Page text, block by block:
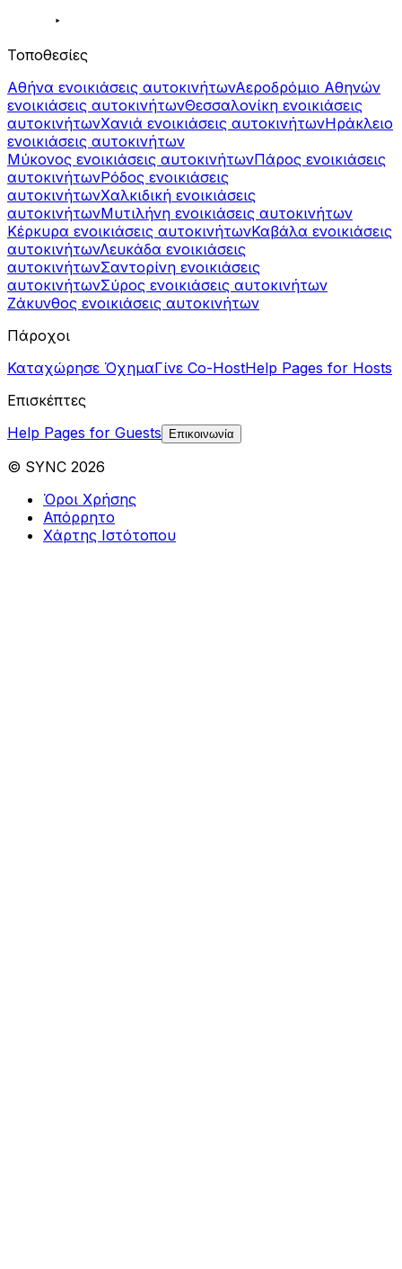
Τοποθεσίες
Αθήνα ενοικιάσεις αυτοκινήτωνΑεροδρόμιο Αθηνών
ενοικιάσεις αυτοκινήτωνΘεσσαλονίκη ενοικιάσεις
αυτοκινήτωνΧανιά ενοικιάσεις αυτοκινήτωνΗράκλειο
ενοικιάσεις αυτοκινήτων
Μύκονος ενοικιάσεις αυτοκινήτωνΠάρος ενοικιάσεις
αυτοκινήτωνΡόδος ενοικιάσεις
αυτοκινήτωνΧαλκιδική ενοικιάσεις
αυτοκινήτωνΜυτιλήνη ενοικιάσεις αυτοκινήτων
Κέρκυρα ενοικιάσεις αυτοκινήτωνΚαβάλα ενοικιάσεις
αυτοκινήτωνΛευκάδα ενοικιάσεις
αυτοκινήτωνΣαντορίνη ενοικιάσεις
αυτοκινήτωνΣύρος ενοικιάσεις αυτοκινήτων
Ζάκυνθος ενοικιάσεις αυτοκινήτων
Πάροχοι
Καταχώρησε ΌχημαΓίνε Co-HostHelp Pages for Hosts
Επισκέπτες
Help Pages for Guests
Επικοινωνία
© SYNC 2026
Όροι Χρήσης
Απόρρητο
Χάρτης Ιστότοπου